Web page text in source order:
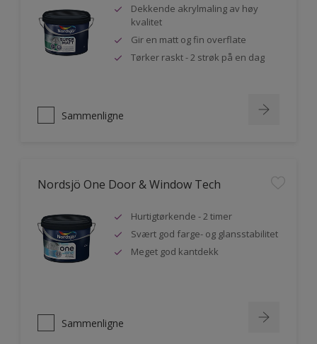
Dekkende akrylmaling av høy
kvalitet
Gir en matt og fin overflate
Tørker raskt - 2 strøk på en dag
Sammenligne
Nordsjö One Door & Window Tech
Hurtigtørkende - 2 timer
Svært god farge- og glansstabilitet
Meget god kantdekk
Sammenligne